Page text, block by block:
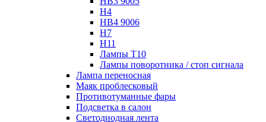
H4
HB4 9006
H7
H11
Лампы Т10
Лампы поворотника / стоп сигнала
Лампа переносная
Маяк проблесковый
Противотуманные фары
Подсветка в салон
Светодиодная лента